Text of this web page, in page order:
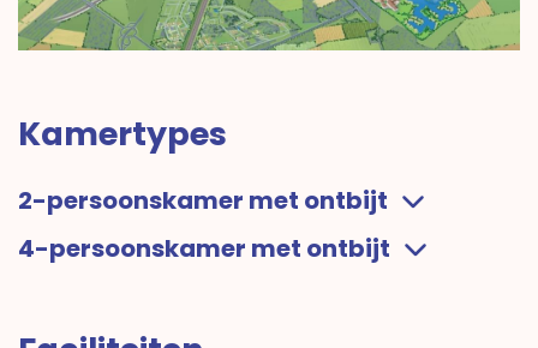
Kamertypes
2-persoonskamer met ontbijt
4-persoonskamer met ontbijt